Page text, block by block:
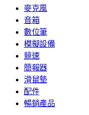
麥克風
音箱
數位筆
模擬設備
競速
簡報器
滑鼠墊
配件
暢銷產品